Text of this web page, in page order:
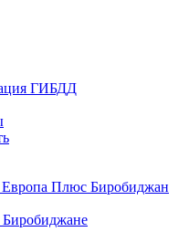
ГИБДД
Европа Плюс Биробиджан